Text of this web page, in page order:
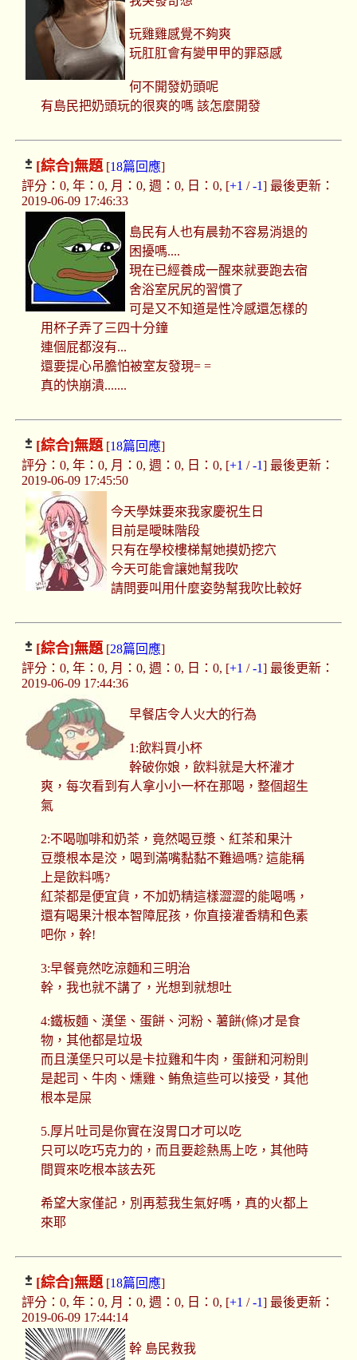
玩雞雞感覺不夠爽
玩肛肛會有變甲甲的罪惡感
何不開發奶頭呢
有島民把奶頭玩的很爽的嗎 該怎麼開發
[綜合]無題[18篇回應]
評分：0, 年：0, 月：0, 週：0, 日：0, [+1 /-1] 最後更新：
2019-06-09 17:46:33
島民有人也有晨勃不容易消退的
困擾嗎....
現在已經養成一醒來就要跑去宿
舍浴室尻尻的習慣了
可是又不知道是性冷感還怎樣的
用杯子弄了三四十分鐘
連個屁都沒有...
還要提心吊膽怕被室友發現= =
真的快崩潰.......
[綜合]無題[18篇回應]
評分：0, 年：0, 月：0, 週：0, 日：0, [+1 /-1] 最後更新：
2019-06-09 17:45:50
今天學妹要來我家慶祝生日
目前是曖昧階段
只有在學校樓梯幫她摸奶挖穴
今天可能會讓她幫我吹
請問要叫用什麼姿勢幫我吹比較好
[綜合]無題[28篇回應]
評分：0, 年：0, 月：0, 週：0, 日：0, [+1 /-1] 最後更新：
2019-06-09 17:44:36
早餐店令人火大的行為
1:飲料買小杯
幹破你娘，飲料就是大杯灌才
爽，每次看到有人拿小小一杯在那喝，整個超生
氣
2:不喝咖啡和奶茶，竟然喝豆漿、紅茶和果汁
豆漿根本是洨，喝到滿嘴黏黏不難過嗎? 這能稱
上是飲料嗎?
紅茶都是便宜貨，不加奶精這樣澀澀的能喝嗎，
還有喝果汁根本智障屁孩，你直接灌香精和色素
吧你，幹!
3:早餐竟然吃涼麵和三明治
幹，我也就不講了，光想到就想吐
4:鐵板麵、漢堡、蛋餅、河粉、薯餅(條)才是食
物，其他都是垃圾
而且漢堡只可以是卡拉雞和牛肉，蛋餅和河粉則
是起司、牛肉、燻雞、鲔魚這些可以接受，其他
根本是屎
5.厚片吐司是你實在沒胃口才可以吃
只可以吃巧克力的，而且要趁熱馬上吃，其他時
間買來吃根本該去死
希望大家僅記，別再惹我生氣好嗎，真的火都上
來耶
[綜合]無題[18篇回應]
評分：0, 年：0, 月：0, 週：0, 日：0, [+1 /-1] 最後更新：
2019-06-09 17:44:14
幹 島民救我